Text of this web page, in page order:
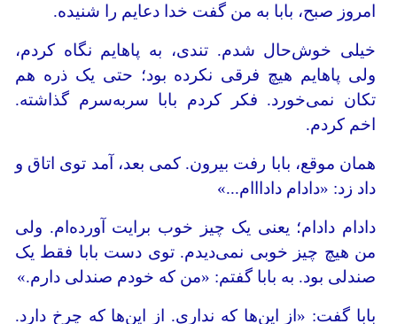
امروز صبح، بابا به من گفت خدا دعایم را شنیده.
خیلی خوش‌حال شدم. تندی، به پاهایم نگاه کردم،
ولی پاهایم هیچ فرقی نکرده بود؛ حتی یک ذره هم
تکان نمی‌خورد. فکر کردم بابا سربه‌سرم گذاشته.
اخم کردم.
همان موقع، بابا رفت بیرون. کمی بعد، آمد توی اتاق و
داد زد: «دادام دادااام...»
دادام دادام؛ یعنی یک چیز خوب برایت آورده‌ام. ولی
من هیچ چیز خوبی نمی‌دیدم. توی دست بابا فقط یک
صندلی بود. به بابا گفتم: «من که خودم صندلی دارم.»
بابا گفت: «از این‌ها که نداری. از این‌ها که چرخ دارد.